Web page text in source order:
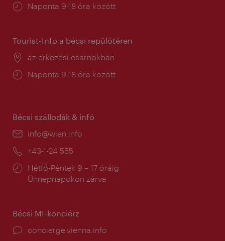
Nyitva
Naponta 9-18 óra között
Tourist-Info a bécsi repülőtéren
Helyszín:
az érkezési csarnokban
Nyitva
Naponta 9-18 óra között
Bécsi szállodák & infó
E-
info@wien.info
Telefon:
+43-1-24 555
Nyitva
tartás:
Hétfő-Péntek 9 – 17 óráig
Ünnepnapokon zárva
Bécsi MI-konciérz
concierge.vienna.info